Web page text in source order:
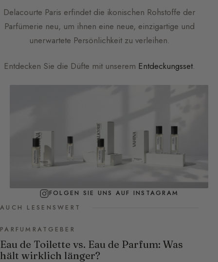
Delacourte Paris erfindet die ikonischen Rohstoffe der
Parfümerie neu, um ihnen eine neue, einzigartige und
unerwartete Persönlichkeit zu verleihen.
Entdecken Sie die Düfte mit unserem Entdeckungsset.
FOLGEN SIE UNS AUF INSTAGRAM
AUCH LESENSWERT
PARFUMRATGEBER
Eau de Toilette vs. Eau de Parfum: Was
hält wirklich länger?